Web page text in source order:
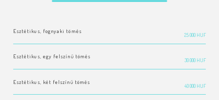
Esztétikus, fognyaki tömés
25 000 HUF
Esztétikus, egy felszínű tömés
30 000 HUF
Esztétikus, két felszínű tömés
40 000 HUF